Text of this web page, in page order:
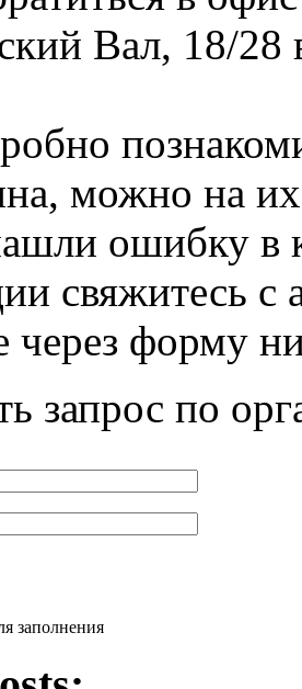
Вал, 18/28
можно на их
ошибку в
свяжитесь
через форму
запрос по
заполнения